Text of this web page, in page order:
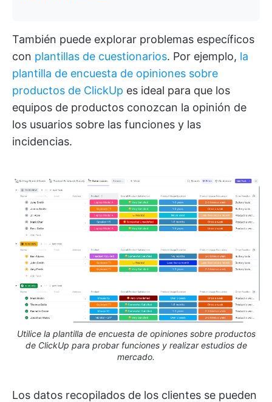
También puede explorar problemas específicos
con plantillas de cuestionarios. Por ejemplo, la
plantilla de encuesta de opiniones sobre
productos de ClickUp es ideal para que los
equipos de productos conozcan la opinión de
los usuarios sobre las funciones y las
incidencias.
Utilice la plantilla de encuesta de opiniones sobre productos
de ClickUp para probar funciones y realizar estudios de
mercado.
Los datos recopilados de los clientes se pueden